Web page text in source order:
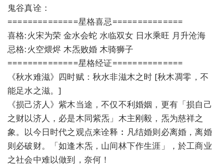
鬼谷真诠：
==============星格喜忌==============
喜格:火宋为荣 金水会蛇 水临双女 日水乘旺 月升沧海
忌格:火空煨烬 木炁败婚 木骑狮子
==============星格经证==============
《秋水难滋》四时赋：秋水非滋木之时 [秋木凋零，不
能足水之滋。]
《损己济人》紫木当途，不仅不利婚姻，更有「损自己
之财以济人，必是木同紫炁」木主刚毅，炁为慈祥之
象。以今日时代之观点来诠释︰凡结婚则必离婚，离婚
则必破财。「如逢木炁，山间林下作生涯」，於工商业
之社会中难以做到，奈何！